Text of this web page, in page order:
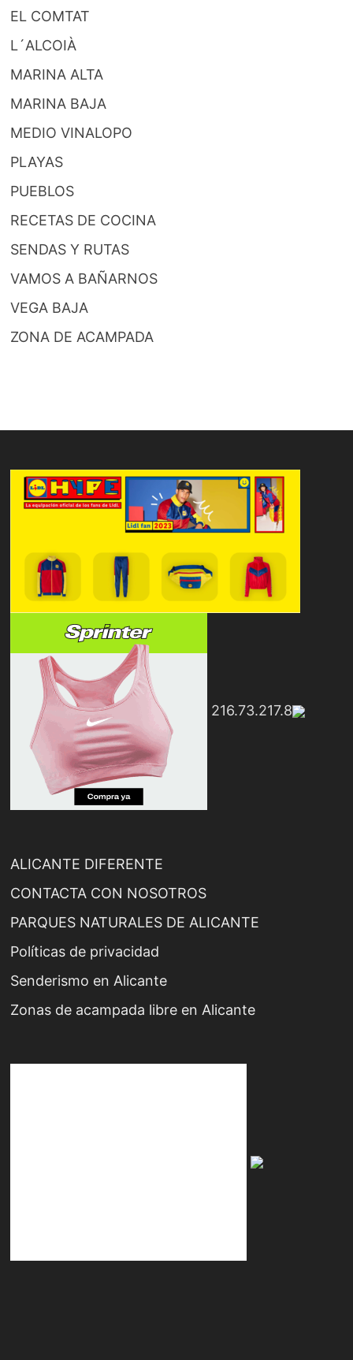
EL COMTAT
L´ALCOIÀ
MARINA ALTA
MARINA BAJA
MEDIO VINALOPO
PLAYAS
PUEBLOS
RECETAS DE COCINA
SENDAS Y RUTAS
VAMOS A BAÑARNOS
VEGA BAJA
ZONA DE ACAMPADA
216.73.217.8
ALICANTE DIFERENTE
CONTACTA CON NOSOTROS
PARQUES NATURALES DE ALICANTE
Políticas de privacidad
Senderismo en Alicante
Zonas de acampada libre en Alicante